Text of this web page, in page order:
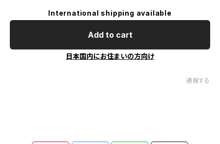
International shipping available
Add to cart
日本国内にお住まいの方向け
通報する